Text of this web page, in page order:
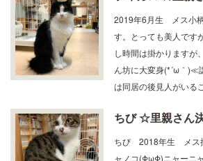
2019年6月生 メス小
す。とっても美人です
し時間は掛かりますが
ん坊に大変身(*´ω｀)≪
は同居の後見人がいる
ちび ☆里親さん
ちび 2018年生 メス
ャノコ(ΦωΦ)ニャーニ